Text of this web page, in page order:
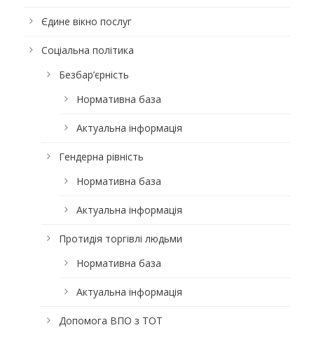
Єдине вікно послуг
Соціальна політика
Безбар’єрність
Нормативна база
Актуальна інформація
Гендерна рівність
Нормативна база
Актуальна інформація
Протидія торгівлі людьми
Нормативна база
Актуальна інформація
Допомога ВПО з ТОТ